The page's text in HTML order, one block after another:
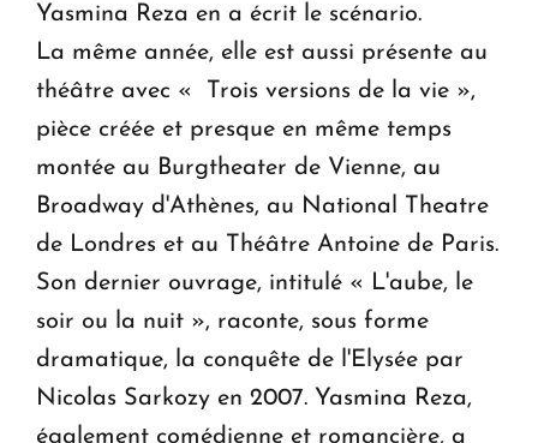
Yasmina Reza en a écrit le scénario.
La même année, elle est aussi présente au
théâtre avec « Trois versions de la vie »,
pièce créée et presque en même temps
montée au Burgtheater de Vienne, au
Broadway d'Athènes, au National Theatre
de Londres et au Théâtre Antoine de Paris.
Son dernier ouvrage, intitulé « L'aube, le
soir ou la nuit », raconte, sous forme
dramatique, la conquête de l'Elysée par
Nicolas Sarkozy en 2007. Yasmina Reza,
également comédienne et romancière, a